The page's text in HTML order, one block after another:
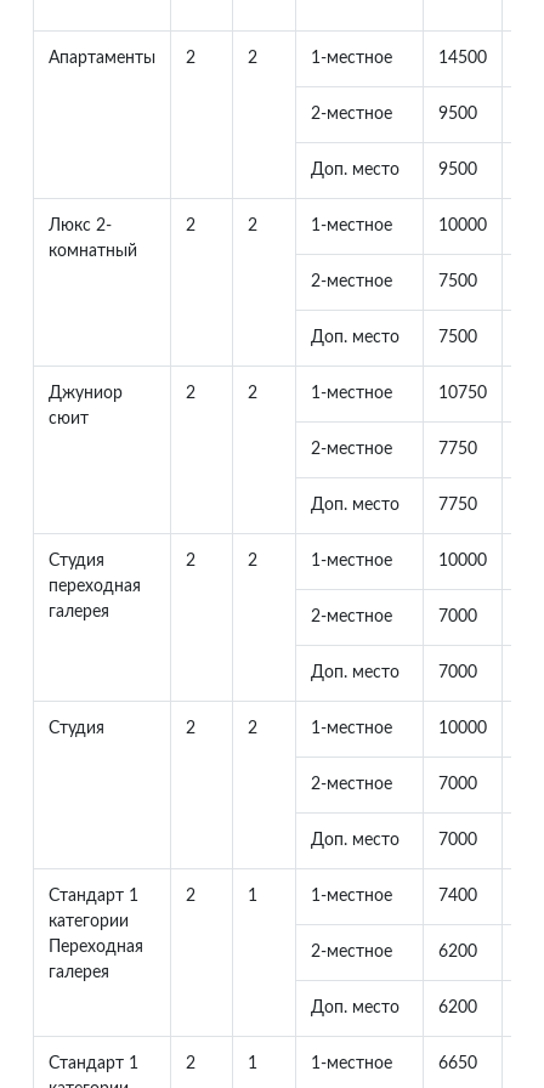
Апартаменты 2 2 1-местное 14500
2-местное 9500
Доп. место 9500
Люкс 2-
комнатный
2 2 1-местное 10000
2-местное 7500
Доп. место 7500
Джуниор
сюит
2 2 1-местное 10750
2-местное 7750
Доп. место 7750
Студия
переходная
галерея
2 2 1-местное 10000
2-местное 7000
Доп. место 7000
Студия 2 2 1-местное 10000
2-местное 7000
Доп. место 7000
Стандарт 1
категории
Переходная
галерея
2 1 1-местное 7400
2-местное 6200
Доп. место 6200
Стандарт 1
2 1 1-местное 6650